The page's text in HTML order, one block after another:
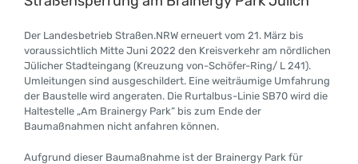
Der Landesbetrieb Straßen.NRW erneuert vom 21. März bis
voraussichtlich Mitte Juni 2022 den Kreisverkehr am nördlichen
Jülicher Stadteingang (Kreuzung von-Schöfer-Ring/ L 241).
Umleitungen sind ausgeschildert. Eine weiträumige Umfahrung
der Baustelle wird angeraten. Die Rurtalbus-Linie SB70 wird die
Haltestelle „Am Brainergy Park“ bis zum Ende der
Baumaßnahmen nicht anfahren können.
Aufgrund dieser Baumaßnahme ist der Brainergy Park für